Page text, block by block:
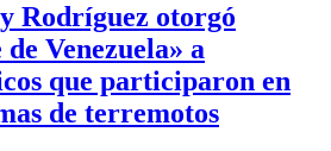
Rodríguez otorgó
Venezuela» a
que participaron en
de terremotos